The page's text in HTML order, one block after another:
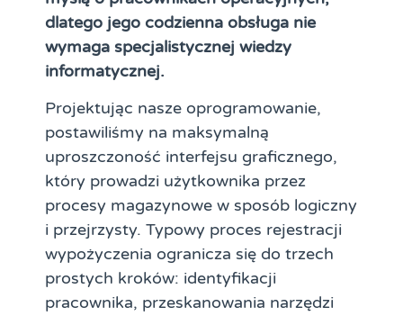
dlatego jego codzienna obsługa nie
wymaga specjalistycznej wiedzy
informatycznej.
Projektując nasze oprogramowanie,
postawiliśmy na maksymalną
uproszczoność interfejsu graficznego,
który prowadzi użytkownika przez
procesy magazynowe w sposób logiczny
i przejrzysty. Typowy proces rejestracji
wypożyczenia ogranicza się do trzech
prostych kroków: identyfikacji
pracownika, przeskanowania narzędzi